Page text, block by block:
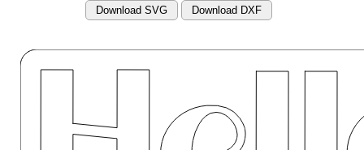
Download SVG Download DXF